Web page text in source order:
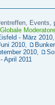
Events,
Globale
- März 2010
2010
2010
April 2011